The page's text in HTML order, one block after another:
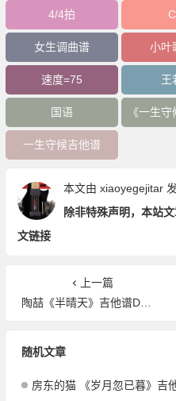
4/4拍
女生调曲谱 小叶
速度=75 王
国语 《一生
一生守候吉他谱
本文由 xiaoyegejitar
除非特殊声明，本站
文链接
上一篇
陶喆《半晴天》吉他谱D调吉他弹唱谱
随机文章
房东的猫 《岁月忽已暮》吉